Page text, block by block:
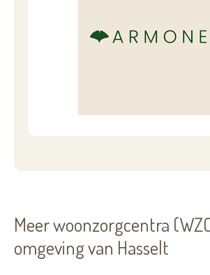
Meer woonzorgcentra
omgeving van Hasselt